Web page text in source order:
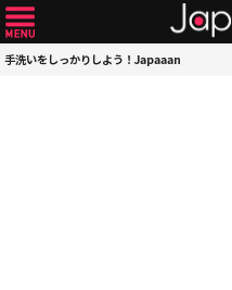
手洗いをしっかりしよう！Japaaan